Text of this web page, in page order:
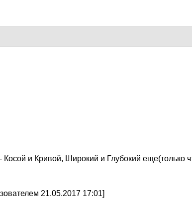
Косой и Кривой, Широкий и Глубокий еще(только
21.05.2017 17:01]